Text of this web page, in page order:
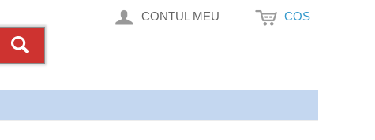
CONTUL MEU COS